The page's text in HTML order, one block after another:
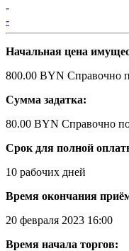
-
-
Начальная цена
800.00 BYN Справочно
Сумма задатка:
80.00 BYN Справочно
Срок для полной
10 рабочих дней
Время окончания
20 февраля 2023 16:00
Время начала торгов: